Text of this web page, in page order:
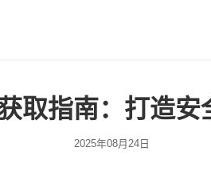
取指南：打造安
2025年08月24日